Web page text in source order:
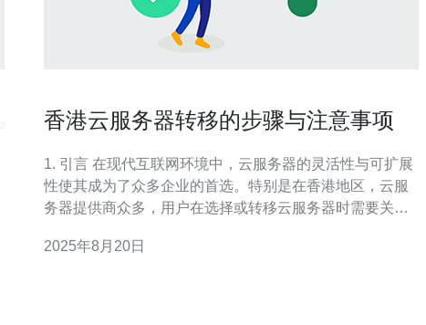
香港云服务器转移的步骤与注意事项
1. 引言 在现代互联网环境中，云服务器的灵活性与可扩展
性使其成为了众多企业的首选。特别是在香港地区，云服
务器提供商众多，用户在选择或转移云服务器时需要关注
意事项，帮助用户高效地完成迁移过程。 2. 转移前的准备
2025年8月20日